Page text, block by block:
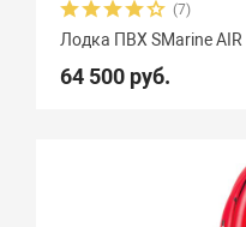
(7)
Лодка ПВХ SMarine
64 500 руб.